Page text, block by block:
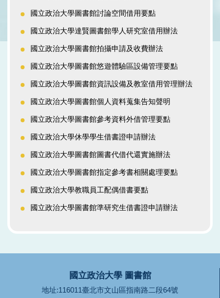
國立政治大學圖書館討論空間借用要點
國立政治大學達賢圖書館學人研究室借用辦法
國立政治大學圖書館拍攝申請及收費辦法
國立政治大學圖書館悠遊體驗區設備管理要點
國立政治大學圖書館資訊設備及教室借用管理辦法
國立政治大學圖書館個人資料蒐集告知聲明
國立政治大學圖書館參考資料外借管理要點
國立政治大學休學學生借書證申請辦法
國立政治大學圖書館圖書代借代還實施辦法
國立政治大學圖書館指定參考書相關處理要點
國立政治大學教職員工配偶借書要點
國立政治大學圖書館準研究生借書證申請辦法
國立政治大學 圖書館
地址:116011臺北市文山區指南路二段64號